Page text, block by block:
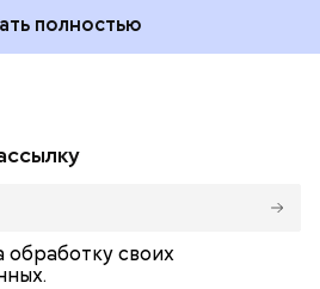
полностью
обработку своих